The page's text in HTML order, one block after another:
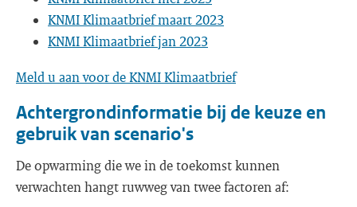
KNMI Klimaatbrief maart 2023
KNMI Klimaatbrief jan 2023
Meld u aan voor de KNMI Klimaatbrief
Achtergrondinformatie bij de keuze en
gebruik van scenario's
De opwarming die we in de toekomst kunnen
verwachten hangt ruwweg van twee factoren af: